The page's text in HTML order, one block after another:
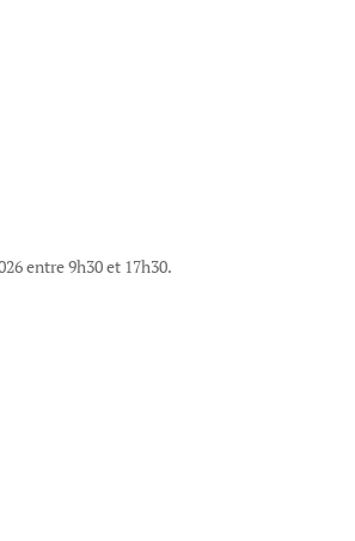
entre 9h30 et 17h30.